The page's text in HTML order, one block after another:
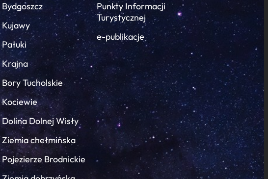
Bydgoszcz
Kujawy
Pałuki
Krajna
Bory Tucholskie
Kociewie
Dolina Dolnej Wisły
Ziemia chełmińska
Pojezierze Brodnickie
Punkty Informacji
Turystycznej
e-publikacje